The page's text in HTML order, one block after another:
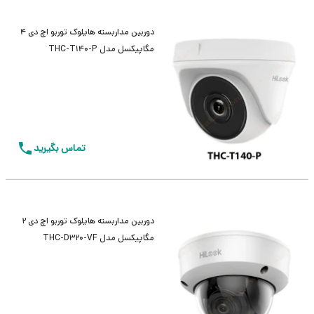
دوربین مداربسته هایلوک توربو اچ دی 4
مگاپیکسل مدل THC-T140-P
تماس بگیرید
دوربین مداربسته هایلوک توربو اچ دی 2
مگاپیکسل مدل THC-D320-VF